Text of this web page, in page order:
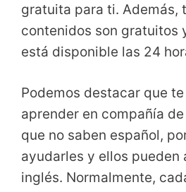
gratuita para ti. Además,
contenidos son gratuitos
está disponible las 24
Podemos destacar que
aprender en compañía
que no saben español,
ayudarles y ellos pueden
inglés. Normalmente,